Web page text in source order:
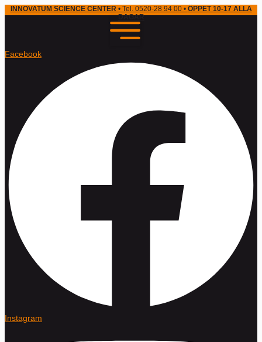
INNOVATUM SCIENCE CENTER• Tel. 0520-28 94 00 • ÖPPET 10-17 ALLA
DAGAR
Facebook
Instagram